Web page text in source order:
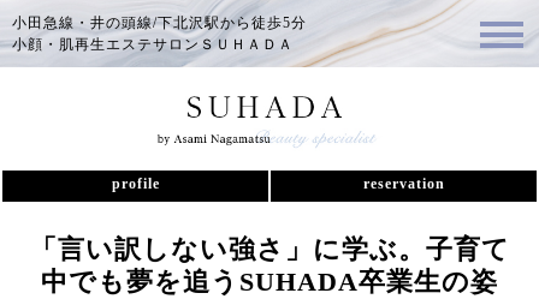
小田急線・井の頭線/下北沢駅から徒歩5分
小顔・肌再生エステサロンＳＵＨＡＤＡ
profile reservation
「言い訳しない強さ」に学ぶ。子育て
中でも夢を追うSUHADA卒業生の姿